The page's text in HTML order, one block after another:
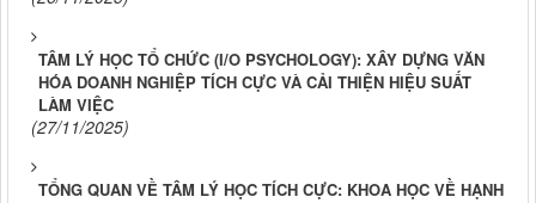
TÂM LÝ HỌC TỔ CHỨC (I/O PSYCHOLOGY): XÂY DỰNG VĂN
HÓA DOANH NGHIỆP TÍCH CỰC VÀ CẢI THIỆN HIỆU SUẤT
LÀM VIỆC
(27/11/2025)
TỔNG QUAN VỀ TÂM LÝ HỌC TÍCH CỰC: KHOA HỌC VỀ HẠNH